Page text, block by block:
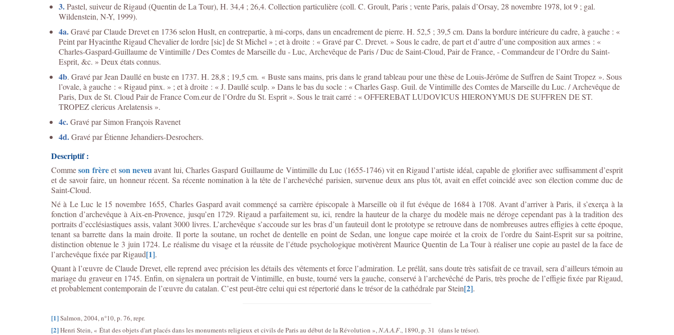
3.Pastel, suiveur de Rigaud (Quentin de La Tour), H. 34,4 ; 26,4. Collection particulière (coll. C. Groult, Paris ; vente Paris, palais d’Orsay, 28 novembre 1978, lot 9 ; gal.
Wildenstein, N-Y, 1999).
4a.Gravé par Claude Drevet en 1736 selon Huslt, en contrepartie, à mi-corps, dans un encadrement de pierre. H. 52,5 ; 39,5 cm. Dans la bordure intérieure du cadre, à gauche : «
Peint par Hyacinthe Rigaud Chevalier de lordre [sic] de St Michel » ; et à droite : « Gravé par C. Drevet. » Sous le cadre, de part et d’autre d’une composition aux armes : «
Charles-Gaspard-Guillaume de Vintimille / Des Comtes de Marseille du - Luc, Archevêque de Paris / Duc de Saint-Cloud, Pair de France, - Commandeur de l’Ordre du Saint-
Esprit, &c. » Deux états connus.
4b. Gravé par Jean Daullé en buste en 1737. H. 28,8 ; 19,5 cm. « Buste sans mains, pris dans le grand tableau pour une thèse de Louis-Jérôme de Suffren de Saint Tropez ». Sous
l’ovale, à gauche : « Rigaud pinx. » ; et à droite : « J. Daullé sculp. » Dans le bas du socle : « Charles Gasp. Guil. de Vintimille des Comtes de Marseille du Luc. / Archevêque de
Paris, Dux de St. Cloud Pair de France Com.eur de l’Ordre du St. Esprit ». Sous le trait carré : « OFFEREBAT LUDOVICUS HIERONYMUS DE SUFFREN DE ST.
TROPEZ clericus Arelatensis ».
4c.Gravé par Simon François Ravenet
4d.Gravé par Étienne Jehandiers-Desrochers.
Descriptif :
Commeson frèreet son neveuavant lui, Charles Gaspard Guillaume de Vintimille du Luc (1655-1746) vit en Rigaud l’artiste idéal, capable de glorifier avec suffisamment d’esprit
et de savoir faire, un honneur récent. Sa récente nomination à la tête de l’archevêché parisien, survenue deux ans plus tôt, avait en effet coincidé avec son élection comme duc de
Saint-Cloud.
Né à Le Luc le 15 novembre 1655, Charles Gaspard avait commençé sa carrière épiscopale à Marseille où il fut évêque de 1684 à 1708. Avant d’arriver à Paris, il s’exerça à la
fonction d’archevêque à Aix-en-Provence, jusqu’en 1729. Rigaud a parfaitement su, ici, rendre la hauteur de la charge du modèle mais ne déroge cependant pas à la tradition des
portraits d’ecclésiastiques assis, valant 3000 livres. L’archevêque s’accoude sur les bras d’un fauteuil dont le prototype se retrouve dans de nombreuses autres effigies à cette époque,
tenant sa barrette dans la main droite. Il porte la soutane, un rochet de dentelle en point de Sedan, une longue cape moirée et la croix de l’ordre du Saint-Esprit sur sa poitrine,
distinction obtenue le 3 juin 1724. Le réalisme du visage et la réussite de l’étude psychologique motivèrent Maurice Quentin de La Tour à réaliser une copie au pastel de la face de
l’archevêque fixée par Rigaud[1].
Quant à l’œuvre de Claude Drevet, elle reprend avec précision les détails des vêtements et force l’admiration. Le prélât, sans doute très satisfait de ce travail, sera d’ailleurs témoin au
mariage du graveur en 1745. Enfin, on signalera un portrait de Vintimille, en buste, tourné vers la gauche, conservé à l’archevêché de Paris, très proche de l’effigie fixée par Rigaud,
et probablement contemporain de l’œuvre du catalan. C’est peut-être celui qui est répertorié dans le trésor de la cathédrale par Stein[2].
[1]Salmon, 2004, n°10, p. 76, repr.
[2]Henri Stein, « État des objets d'art placés dans les monuments religieux et civils de Paris au début de la Révolution »,N.A.A.F., 1890, p. 31 (dans le trésor).